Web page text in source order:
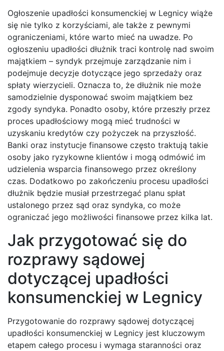
Ogłoszenie upadłości konsumenckiej w Legnicy wiąże
się nie tylko z korzyściami, ale także z pewnymi
ograniczeniami, które warto mieć na uwadze. Po
ogłoszeniu upadłości dłużnik traci kontrolę nad swoim
majątkiem – syndyk przejmuje zarządzanie nim i
podejmuje decyzje dotyczące jego sprzedaży oraz
spłaty wierzycieli. Oznacza to, że dłużnik nie może
samodzielnie dysponować swoim majątkiem bez
zgody syndyka. Ponadto osoby, które przeszły przez
proces upadłościowy mogą mieć trudności w
uzyskaniu kredytów czy pożyczek na przyszłość.
Banki oraz instytucje finansowe często traktują takie
osoby jako ryzykowne klientów i mogą odmówić im
udzielenia wsparcia finansowego przez określony
czas. Dodatkowo po zakończeniu procesu upadłości
dłużnik będzie musiał przestrzegać planu spłat
ustalonego przez sąd oraz syndyka, co może
ograniczać jego możliwości finansowe przez kilka lat.
Jak przygotować się do
rozprawy sądowej
dotyczącej upadłości
konsumenckiej w Legnicy
Przygotowanie do rozprawy sądowej dotyczącej
upadłości konsumenckiej w Legnicy jest kluczowym
etapem całego procesu i wymaga staranności oraz